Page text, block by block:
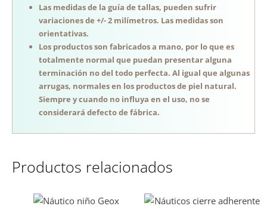
Las medidas de la guía de tallas, pueden sufrir
variaciones de +/- 2 milímetros. Las medidas son
orientativas.
Los productos son fabricados a mano, por lo que es
totalmente normal que puedan presentar alguna
terminación no del todo perfecta. Al igual que algunas
arrugas, normales en los productos de piel natural.
Siempre y cuando no influya en el uso, no se
considerará defecto de fábrica.
Productos relacionados